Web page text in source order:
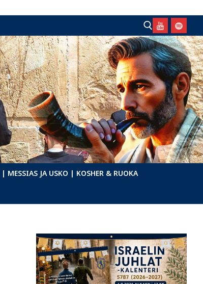
Hae:
| MESSIAS JA USKO | KOSHER & RUOKA